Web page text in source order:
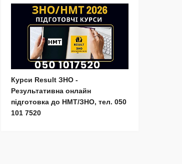
Курси Result ЗНО -
Результативна онлайн
підготовка до НМТ/ЗНО, тел. 050
101 7520